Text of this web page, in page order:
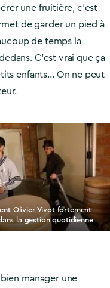
une fruitière, c’est
de garder un pied à
de temps la
C’est vrai que ça
enfants… On ne peut
Olivier Vivot fortement
la gestion quotidienne
manager une